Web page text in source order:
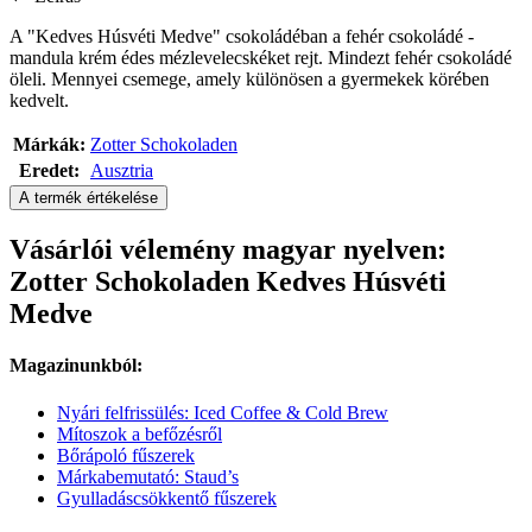
A "Kedves Húsvéti Medve" csokoládéban a fehér csokoládé -
mandula krém édes mézlevelecskéket rejt. Mindezt fehér csokoládé
öleli. Mennyei csemege, amely különösen a gyermekek körében
kedvelt.
Márkák: Zotter Schokoladen
Eredet:
Ausztria
A termék értékelése
Vásárlói vélemény magyar nyelven:
Zotter Schokoladen Kedves Húsvéti
Medve
Magazinunkból:
Nyári felfrissülés: Iced Coffee & Cold Brew
Mítoszok a befőzésről
Bőrápoló fűszerek
Márkabemutató: Staud’s
Gyulladáscsökkentő fűszerek